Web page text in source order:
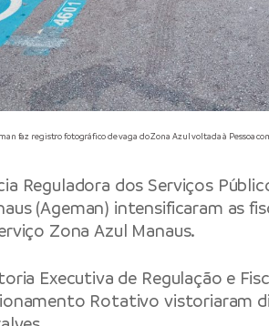
faz registro fotográfico de vaga do Zona Azul voltada à Pessoa
Reguladora dos Serviços
(Ageman) intensificaram as
Zona Azul Manaus.
Executiva de Regulação e
Rotativo vistoriaram